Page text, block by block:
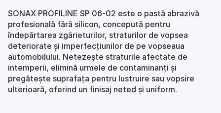
SONAX PROFILINE SP 06‑02 este o pastă abrazivă
profesională fără silicon, concepută pentru
îndepărtarea zgârieturilor, straturilor de vopsea
deteriorate și imperfecțiunilor de pe vopseaua
automobilului. Netezește straturile afectate de
intemperii, elimină urmele de contaminanți și
pregătește suprafața pentru lustruire sau vopsire
ulterioară, oferind un finisaj neted și uniform.